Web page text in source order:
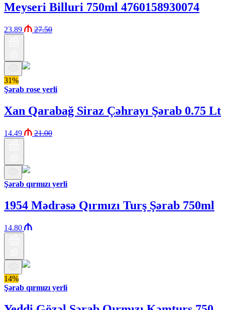
Meyseri Billuri 750ml 4760158930074
23.89 27.50
31%
Şərab rose yerli
Xan Qarabağ Siraz Çəhrayı Şərab 0.75 Lt
14.49 21.00
Şərab qırmızı yerli
1954 Mədrəsə Qırmızı Turş Şərab 750ml
14.80
14%
Şərab qırmızı yerli